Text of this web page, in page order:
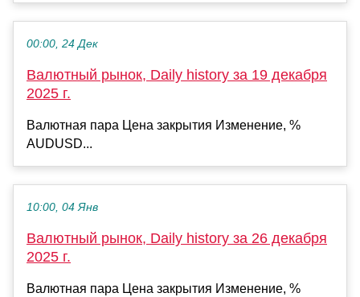
00:00, 24 Дек
Валютный рынок, Daily history за 19 декабря
2025 г.
Валютная пара Цена закрытия Изменение, %
AUDUSD...
10:00, 04 Янв
Валютный рынок, Daily history за 26 декабря
2025 г.
Валютная пара Цена закрытия Изменение, %